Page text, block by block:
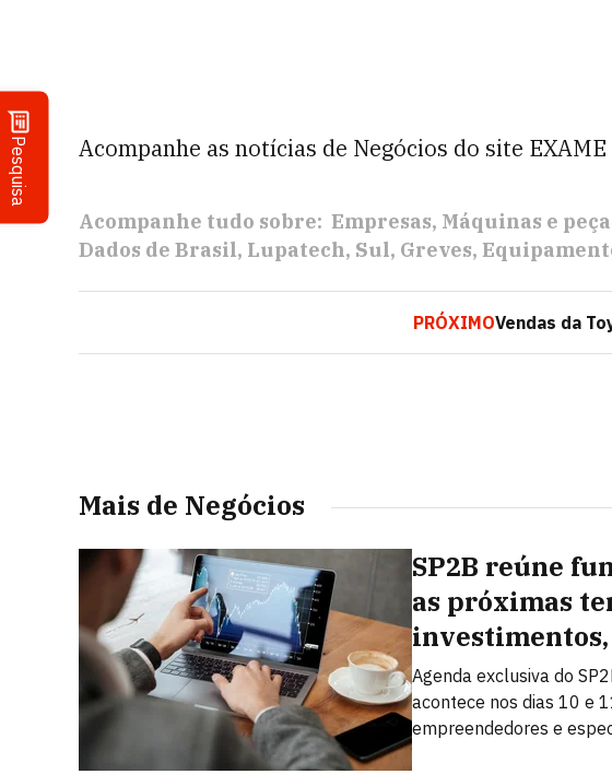
Pesquisa Acompanhe as notícias de Negócios do site EXAME
Acompanhe tudo sobre: Empresas Máquinas e
Dados de Brasil Lupatech Sul Greves
PRÓXIMOVendas da
Mais de Negócios
SP2B reúne
as próximas
Agenda exclusiva do
acontece nos dias 10 e
empreendedores e